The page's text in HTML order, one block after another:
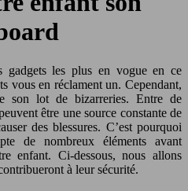
vous en réclament un. Cependant,
son lot de bizarreries. Entre de
être une source constante de
des blessures. C’est pourquoi
de nombreux éléments avant
enfant. Ci-dessous, nous allons
à leur sécurité.